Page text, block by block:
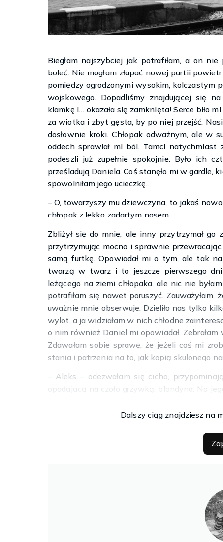
Biegłam najszybciej jak potrafiłam, a on nie
boleć. Nie mogłam złapać nowej partii
pomiędzy ogrodzonymi wysokim, kolczastym
wojskowego. Dopadliśmy znajdującej się
klamkę i… okazała się zamknięta! Serce biło
za wiotka i zbyt gęsta, by po niej przejść.
dosłownie kroki. Chłopak odważnym, ale w
oddech sprawiał mi ból. Tamci
podeszli już zupełnie spokojnie. Było ich
prześladują Daniela. Coś stanęło mi w gardle,
spowolniłam jego ucieczkę.
– O, towarzyszy mu dziewczyna, to jakaś
chłopak z lekko zadartym nosem.
Zbliżył się do mnie, ale inny przytrzymał go
przytrzymując mocno i sprawnie
samą furtkę. Opowiadał mi o tym, ale tak
twarzą w twarz i to jeszcze pierwszego
leżącego na ziemi chłopaka, ale nic nie
potrafiłam się nawet poruszyć. Zauważyłam,
uważnie mnie obserwuje. Dzieliło nas tylko
wylot, a ja widziałam w nich chłodne
o nim również Daniel mi opowiadał.
Zdawałam sobie sprawę, że jeżeli coś mi
stania i patrzenia na to, jak kopią skulonego
– Aleks – odezwałam się cicho,
opadającą na czoło grzywką, blondyna. Na
Błyskawicznie znalazł się przy mnie.
mogłam się wyrwać. Był blisko,
– Taaak? – zamruczał, a ja poczułam jego
mrowienia na całym ciele. Puścił mnie, ale
zażądał chłodno, kompletnie mnie zaskakując.
Dalszy ciąg znajdziesz na